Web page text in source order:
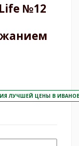
№12
ЛУЧШЕЙ ЦЕНЫ В